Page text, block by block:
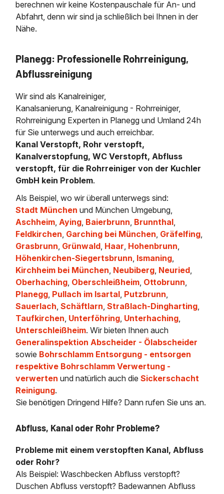
berechnen wir keine Kostenpauschale für An- und
Abfahrt, denn wir sind ja schließlich bei Ihnen in der
Nähe.
Planegg: Professionelle Rohrreinigung,
Abflussreinigung
Wir sind als Kanalreiniger,
Kanalsanierung, Kanalreinigung - Rohrreiniger,
Rohrreinigung Experten in Planegg und Umland 24h
für Sie unterwegs und auch erreichbar.
Kanal Verstopft, Rohr verstopft,
Kanalverstopfung, WC Verstopft, Abfluss
verstopft, für die Rohrreiniger von der Kuchler
GmbH kein Problem.
Als Beispiel, wo wir überall unterwegs sind:
Stadt München und München Umgebung,
Aschheim,Aying, Baierbrunn, Brunnthal,
Feldkirchen, Garching bei München, Gräfelfing,
Grasbrunn, Grünwald, Haar, Hohenbrunn,
Höhenkirchen-Siegertsbrunn, Ismaning,
Kirchheim bei München, Neubiberg, Neuried,
Oberhaching, Oberschleißheim, Ottobrunn,
Planegg, Pullach im Isartal, Putzbrunn,
Sauerlach,Schäftlarn,Straßlach-Dingharting,
Taufkirchen, Unterföhring, Unterhaching,
Unterschleißheim. Wir bieten Ihnen auch
Generalinspektion Abscheider - Ölabscheider
sowie Bohrschlamm Entsorgung - entsorgen
respektive Bohrschlamm Verwertung -
verwerten und natürlich auch dieSickerschacht
Reinigung.
Sie benötigen Dringend Hilfe? Dann rufen Sie uns an.
Abfluss, Kanal oder Rohr Probleme?
Probleme mit einem verstopften Kanal, Abfluss
oder Rohr?
Als Beispiel: Waschbecken Abfluss verstopft?
Duschen Abfluss verstopft? Badewannen Abfluss